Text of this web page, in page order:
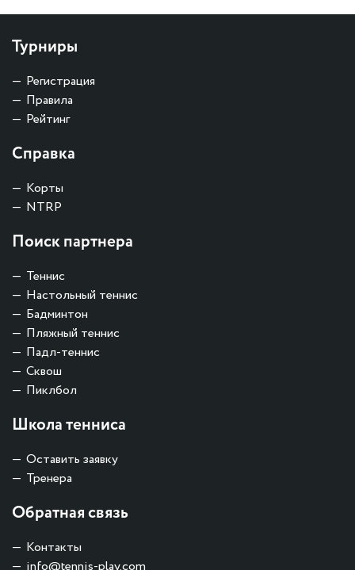
Турниры
Регистрация
Правила
Рейтинг
Справка
Корты
NTRP
Поиск партнера
Теннис
Настольный теннис
Бадминтон
Пляжный теннис
Падл-теннис
Сквош
Пиклбол
Школа тенниса
Оставить заявку
Тренера
Обратная связь
Контакты